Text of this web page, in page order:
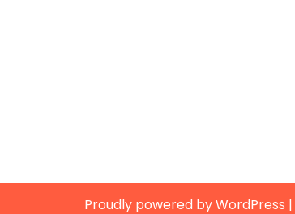
Proudly powered by WordPress |